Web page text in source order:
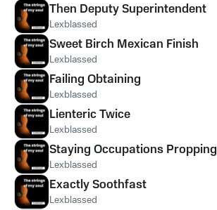
Then Deputy Superintendent
Lexblassed
Sweet Birch Mexican Finish
Lexblassed
Failing Obtaining
Lexblassed
Lienteric Twice
Lexblassed
Staying Occupations Propping
Lexblassed
Exactly Soothfast
Lexblassed